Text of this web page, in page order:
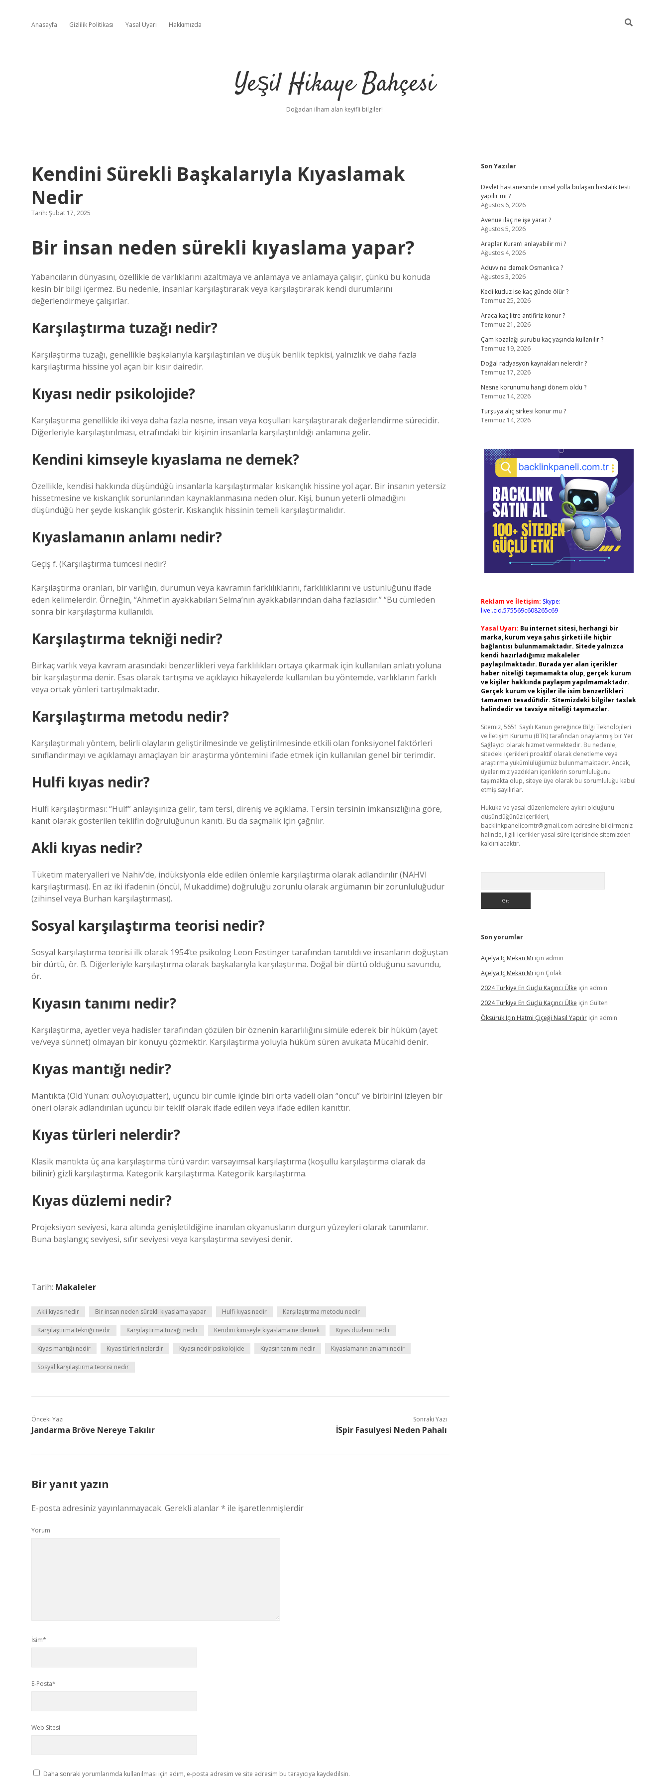
Anasayfa Gizlilik Politikası Yasal Uyarı Hakkımızda
Yeşil Hikaye Bahçesi
Doğadan ilham alan keyifli bilgiler!
Kendini Sürekli Başkalarıyla Kıyaslamak
Nedir
Tarih: Şubat 17, 2025
Bir insan neden sürekli kıyaslama yapar?
Yabancıların dünyasını, özellikle de varlıklarını azaltmaya ve anlamaya ve anlamaya çalışır, çünkü bu konuda
kesin bir bilgi içermez. Bu nedenle, insanlar karşılaştırarak veya karşılaştırarak kendi durumlarını
değerlendirmeye çalışırlar.
Karşılaştırma tuzağı nedir?
Karşılaştırma tuzağı, genellikle başkalarıyla karşılaştırılan ve düşük benlik tepkisi, yalnızlık ve daha fazla
karşılaştırma hissine yol açan bir kısır dairedir.
Kıyası nedir psikolojide?
Karşılaştırma genellikle iki veya daha fazla nesne, insan veya koşulları karşılaştırarak değerlendirme sürecidir.
Diğerleriyle karşılaştırılması, etrafındaki bir kişinin insanlarla karşılaştırıldığı anlamına gelir.
Kendini kimseyle kıyaslama ne demek?
Özellikle, kendisi hakkında düşündüğü insanlarla karşılaştırmalar kıskançlık hissine yol açar. Bir insanın yetersiz
hissetmesine ve kıskançlık sorunlarından kaynaklanmasına neden olur. Kişi, bunun yeterli olmadığını
düşündüğü her şeyde kıskançlık gösterir. Kıskançlık hissinin temeli karşılaştırmalıdır.
Kıyaslamanın anlamı nedir?
Geçiş f. (Karşılaştırma tümcesi nedir?
Karşılaştırma oranları, bir varlığın, durumun veya kavramın farklılıklarını, farklılıklarını ve üstünlüğünü ifade
eden kelimelerdir. Örneğin, “Ahmet’in ayakkabıları Selma’nın ayakkabılarından daha fazlasıdır.” “Bu cümleden
sonra bir karşılaştırma kullanıldı.
Karşılaştırma tekniği nedir?
Birkaç varlık veya kavram arasındaki benzerlikleri veya farklılıkları ortaya çıkarmak için kullanılan anlatı yoluna
bir karşılaştırma denir. Esas olarak tartışma ve açıklayıcı hikayelerde kullanılan bu yöntemde, varlıkların farklı
veya ortak yönleri tartışılmaktadır.
Karşılaştırma metodu nedir?
Karşılaştırmalı yöntem, belirli olayların geliştirilmesinde ve geliştirilmesinde etkili olan fonksiyonel faktörleri
sınıflandırmayı ve açıklamayı amaçlayan bir araştırma yöntemini ifade etmek için kullanılan genel bir terimdir.
Hulfi kıyas nedir?
Hulfi karşılaştırması: “Hulf” anlayışınıza gelir, tam tersi, direniş ve açıklama. Tersin tersinin imkansızlığına göre,
kanıt olarak gösterilen teklifin doğruluğunun kanıtı. Bu da saçmalık için çağrılır.
Akli kıyas nedir?
Tüketim materyalleri ve Nahiv’de, indüksiyonla elde edilen önlemle karşılaştırma olarak adlandırılır (NAHVI
karşılaştırması). En az iki ifadenin (öncül, Mukaddime) doğruluğu zorunlu olarak argümanın bir zorunluluğudur
(zihinsel veya Burhan karşılaştırması).
Sosyal karşılaştırma teorisi nedir?
Sosyal karşılaştırma teorisi ilk olarak 1954’te psikolog Leon Festinger tarafından tanıtıldı ve insanların doğuştan
bir dürtü, ör. B. Diğerleriyle karşılaştırma olarak başkalarıyla karşılaştırma. Doğal bir dürtü olduğunu savundu,
ör.
Kıyasın tanımı nedir?
Karşılaştırma, ayetler veya hadisler tarafından çözülen bir öznenin kararlılığını simüle ederek bir hüküm (ayet
ve/veya sünnet) olmayan bir konuyu çözmektir. Karşılaştırma yoluyla hüküm süren avukata Mücahid denir.
Kıyas mantığı nedir?
Mantıkta (Old Yunan: συλογισμatter), üçüncü bir cümle içinde biri orta vadeli olan “öncü” ve birbirini izleyen bir
öneri olarak adlandırılan üçüncü bir teklif olarak ifade edilen veya ifade edilen kanıttır.
Kıyas türleri nelerdir?
Klasik mantıkta üç ana karşılaştırma türü vardır: varsayımsal karşılaştırma (koşullu karşılaştırma olarak da
bilinir) gizli karşılaştırma. Kategorik karşılaştırma. Kategorik karşılaştırma.
Kıyas düzlemi nedir?
Projeksiyon seviyesi, kara altında genişletildiğine inanılan okyanusların durgun yüzeyleri olarak tanımlanır.
Buna başlangıç ​​seviyesi, sıfır seviyesi veya karşılaştırma seviyesi denir.
Tarih: Makaleler
Akli kıyas nedir Bir insan neden sürekli kıyaslama yapar Hulfi kıyas nedir Karşılaştırma metodu nedir
Karşılaştırma tekniği nedir Karşılaştırma tuzağı nedir Kendini kimseyle kıyaslama ne demek Kıyas düzlemi nedir
Kıyas mantığı nedir Kıyas türleri nelerdir Kıyası nedir psikolojide Kıyasın tanımı nedir Kıyaslamanın anlamı nedir
Sosyal karşılaştırma teorisi nedir
Önceki Yazı
Jandarma Bröve Nereye Takılır
Sonraki Yazı
İSpir Fasulyesi Neden Pahalı
Bir yanıt yazın
E-posta adresiniz yayınlanmayacak. Gerekli alanlar* ile işaretlenmişlerdir
Yorum
İsim*
E-Posta*
Web Sitesi
Daha sonraki yorumlarımda kullanılması için adım, e-posta adresim ve site adresim bu tarayıcıya kaydedilsin.
Sidebar
Son Yazılar
Devlet hastanesinde cinsel yolla bulaşan hastalık testi
yapılır mı ?
Ağustos 6, 2026
Avenue ilaç ne işe yarar ?
Ağustos 5, 2026
Araplar Kuran’ı anlayabilir mi ?
Ağustos 4, 2026
Aduvv ne demek Osmanlıca ?
Ağustos 3, 2026
Kedi kuduz ise kaç günde ölür ?
Temmuz 25, 2026
Araca kaç litre antifiriz konur ?
Temmuz 21, 2026
Çam kozalağı şurubu kaç yaşında kullanılır ?
Temmuz 19, 2026
Doğal radyasyon kaynakları nelerdir ?
Temmuz 17, 2026
Nesne korunumu hangi dönem oldu ?
Temmuz 14, 2026
Turşuya alıç sirkesi konur mu ?
Temmuz 14, 2026
Reklam ve İletişim: Skype:
live:.cid.575569c608265c69
Yasal Uyarı: Bu internet sitesi, herhangi bir
marka, kurum veya şahıs şirketi ile hiçbir
bağlantısı bulunmamaktadır. Sitede yalnızca
kendi hazırladığımız makaleler
paylaşılmaktadır. Burada yer alan içerikler
haber niteliği taşımamakta olup, gerçek kurum
ve kişiler hakkında paylaşım yapılmamaktadır.
Gerçek kurum ve kişiler ile isim benzerlikleri
tamamen tesadüfidir. Sitemizdeki bilgiler taslak
halindedir ve tavsiye niteliği taşımazlar.
Sitemiz, 5651 Sayılı Kanun gereğince Bilgi Teknolojileri
ve İletişim Kurumu (BTK) tarafından onaylanmış bir Yer
Sağlayıcı olarak hizmet vermektedir. Bu nedenle,
sitedeki içerikleri proaktif olarak denetleme veya
araştırma yükümlülüğümüz bulunmamaktadır. Ancak,
üyelerimiz yazdıkları içeriklerin sorumluluğunu
taşımakta olup, siteye üye olarak bu sorumluluğu kabul
etmiş sayılırlar.
Hukuka ve yasal düzenlemelere aykırı olduğunu
düşündüğünüz içerikleri,
backlinkpanelicomtr@gmail.com adresine bildirmeniz
halinde, ilgili içerikler yasal süre içerisinde sitemizden
kaldırılacaktır.
Son yorumlar
Açelya Iç Mekan Mı için admin
Açelya Iç Mekan Mı için Çolak
2024 Türkiye En Güçlü Kaçıncı Ülke için admin
2024 Türkiye En Güçlü Kaçıncı Ülke için Gülten
Öksürük Için Hatmi Çiçeği Nasıl Yapılıriçin admin